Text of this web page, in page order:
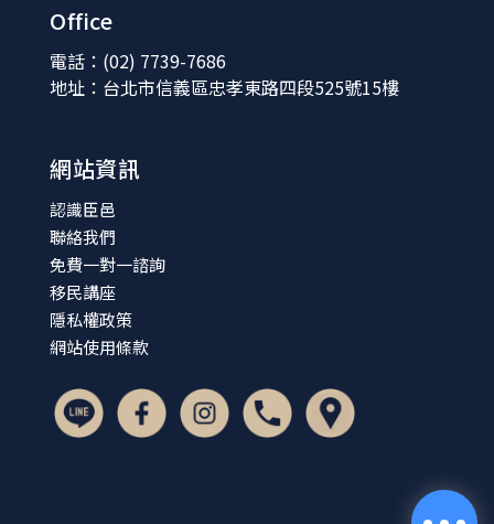
Office
電話：(02) 7739-7686
地址：台北市信義區忠孝東路四段525號15樓
網站資訊
認識臣邑
聯絡我們
免費一對一諮詢
移民講座
隱私權政策
網站使用條款